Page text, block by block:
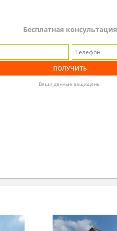
Бесплатная консультация
Ваши данные защищены